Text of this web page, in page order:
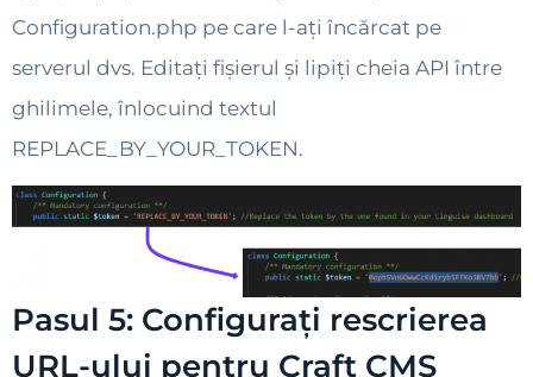
Configuration.php pe care l-ați încărcat pe
serverul dvs. Editați fișierul și lipiți cheia API între
ghilimele, înlocuind textul
REPLACE_BY_YOUR_TOKEN.
Pasul 5: Configurați rescrierea
URL-ului pentru Craft CMS